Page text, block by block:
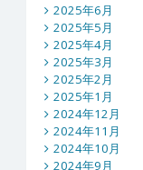
2025年6月
2025年5月
2025年4月
2025年3月
2025年2月
2025年1月
2024年12月
2024年11月
2024年10月
2024年9月